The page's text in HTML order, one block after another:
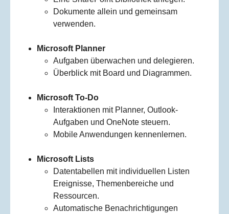
Dokumente allein und gemeinsam
verwenden.
Microsoft Planner
Aufgaben überwachen und delegieren.
Überblick mit Board und Diagrammen.
Microsoft To-Do
Interaktionen mit Planner, Outlook-
Aufgaben und OneNote steuern.
Mobile Anwendungen kennenlernen.
Microsoft Lists
Datentabellen mit individuellen Listen
Ereignisse, Themenbereiche und
Ressourcen.
Automatische Benachrichtigungen